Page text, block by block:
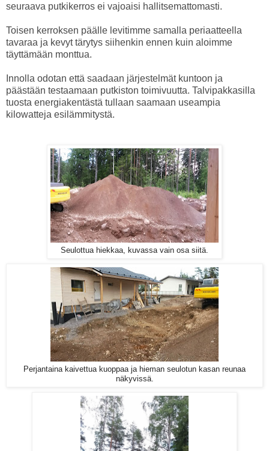
seuraava putkikerros ei vajoaisi hallitsemattomasti.
Toisen kerroksen päälle levitimme samalla periaatteella
tavaraa ja kevyt tärytys siihenkin ennen kuin aloimme
täyttämään monttua.
Innolla odotan että saadaan järjestelmät kuntoon ja
päästään testaamaan putkiston toimivuutta. Talvipakkasilla
tuosta energiakentästä tullaan saamaan useampia
kilowatteja esilämmitystä.
Seulottua hiekkaa, kuvassa vain osa siitä.
Perjantaina kaivettua kuoppaa ja hieman seulotun kasan reunaa
näkyvissä.